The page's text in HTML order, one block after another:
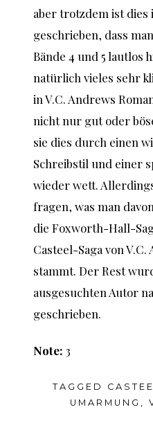
aber trotzdem ist
geschrieben, dass
Bände 4 und 5 lautlos
natürlich vieles sehr
in V.C. Andrews
nicht nur gut oder
sie dies durch einen
Schreibstil und einer
wieder wett.
fragen, was man
die Foxworth-Hall-
Casteel-Saga von
stammt. Der Rest
ausgesuchten Autor
geschrieben.
Note: 3
TAGGED
UMARMUNG ,